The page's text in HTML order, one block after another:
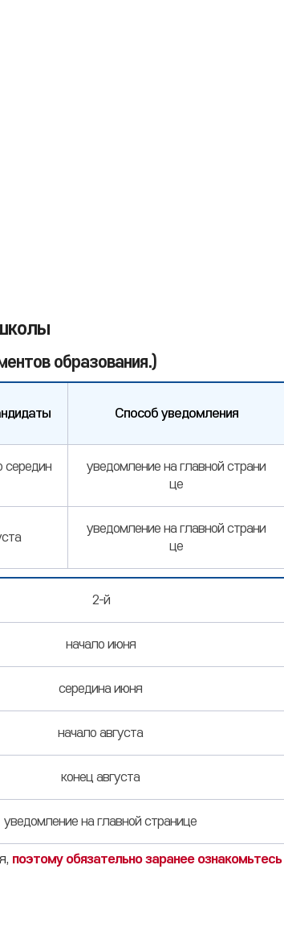
образования.)
Способ уведомления
середин
уведомление на главной страни
це
уведомление на главной страни
це
2-й
начало июня
середина июня
начало августа
конец августа
уведомление на главной странице
поэтому обязательно заранее ознакомьтесь